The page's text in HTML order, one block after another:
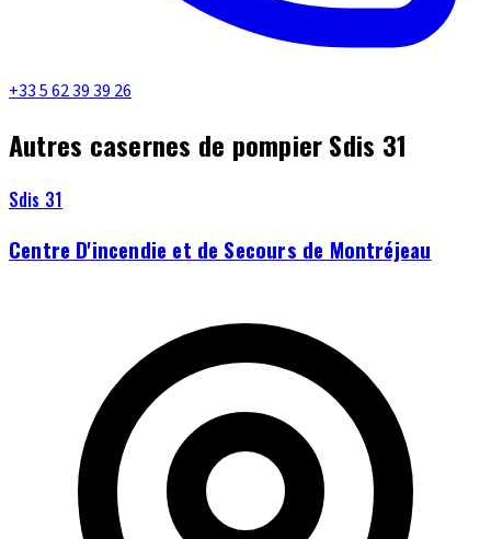
+33 5 62 39 39 26
Autres casernes de pompier Sdis 31
Sdis 31
Centre D'incendie et de Secours de Montréjeau